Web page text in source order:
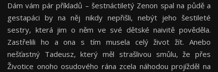
Dám vám pár příkladů – šestnáctiletý Zenon spal na půdě a
gestapáci by na něj nikdy nepřišli, nebýt jeho šestileté
sestry, která jim o něm ve své dětské naivitě pověděla.
Zastřelili ho a ona s tím musela celý život žít. Anebo
nešťastný Tadeusz, který měl strašlivou smůlu, že přes
Životice onoho osudového rána zcela náhodou projížděl na